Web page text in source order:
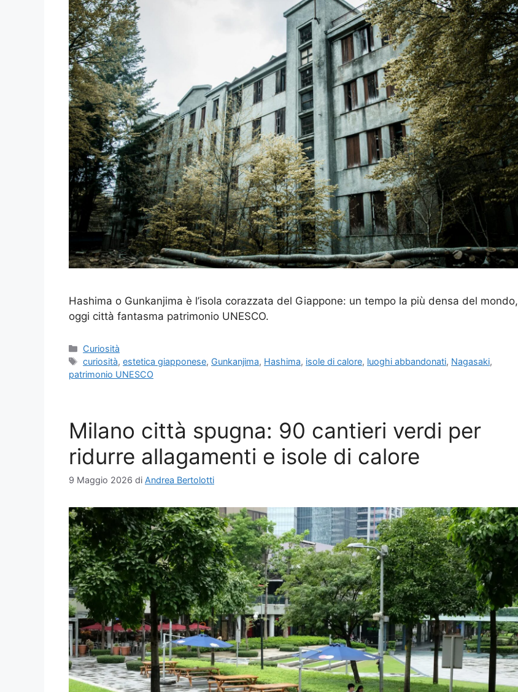
Hashima o Gunkanjima è l’isola corazzata del Giappone: un tempo la più densa del mondo,
oggi città fantasma patrimonio UNESCO.
Categorie
Curiosità
Tag
curiosità,estetica giapponese, Gunkanjima, Hashima, isole di calore, luoghi abbandonati, Nagasaki,
patrimonio UNESCO
Milano città spugna: 90 cantieri verdi per
ridurre allagamenti e isole di calore
9 Maggio 2026 di Andrea Bertolotti